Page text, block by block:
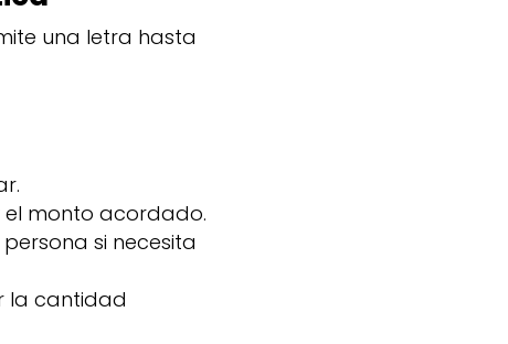
una letra hasta
monto acordado.
si necesita
la cantidad